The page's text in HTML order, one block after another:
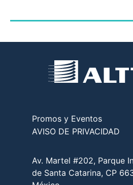
Promos y Eventos
AVISO DE PRIVACIDAD
Av. Martel #202, Parque
de Santa Catarina, CP